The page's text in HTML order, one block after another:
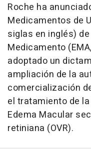
Roche ha
Medicamentos de
siglas en inglés)
Medicamento
adoptado un
ampliación de la
comercialización
el tratamiento de
Edema Macular
retiniana (OVR).